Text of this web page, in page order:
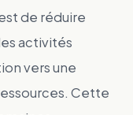
de réduire
activités
vers une
Cette